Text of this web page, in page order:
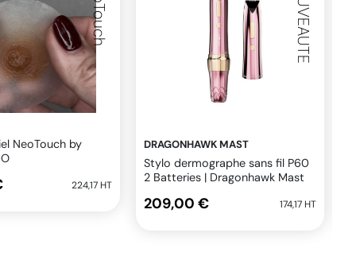
NeoTouch by
224,17 HT
NOUVEAUTE
DRAGONHAWK MAST
Stylo dermographe sans fil P60
2 Batteries | Dragonhawk Mast
209,00 € 174,17 HT